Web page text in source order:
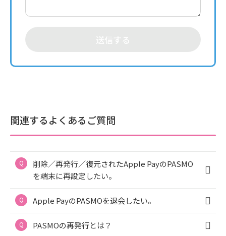
送信する
関連するよくあるご質問
削除／再発行／復元されたApple PayのPASMO
を端末に再設定したい。
Apple PayのPASMOを退会したい。
PASMOの再発行とは？